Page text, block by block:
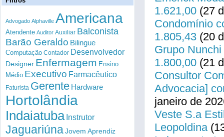
1.621,00 (27
Condomínio
1.805,43 (20
Grupo
1.800,00 (21
Consultor
Advocacia]
janeiro de
Veste S.a
Leopoldina
Advogado Alphaville Americana
Atendente Auditor Auxiliar Balconista
Barão Geraldo Bilingue
Computação Contador Desenvolvedor
Designer Enfermagem Ensino
Médio Executivo Farmacêutico
Faturista Gerente Hardware
Hortolândia
Indaiatuba Instrutor
Jaguariúna Jovem Aprendiz